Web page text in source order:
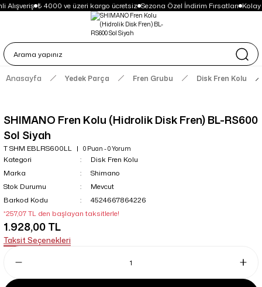
Alışveriş ₺ 4000 ve üzeri kargo ücretsiz Sezona Özel İndirim Fırsatları Kolay
Anasayfa Yedek Parça Fren Grubu Disk Fren Kolu
SHIMANO Fren Kolu (Hidrolik Disk Fren) BL-RS600
Sol Siyah
T SHM EBLRS600LL 0 Puan - 0 Yorum
Kategori
Disk Fren Kolu
Marka
Shimano
Stok Durumu
Mevcut
Barkod Kodu
4524667864226
*257,07 TL den başlayan taksitlerle!
1.928,00 TL
Taksit Seçenekleri